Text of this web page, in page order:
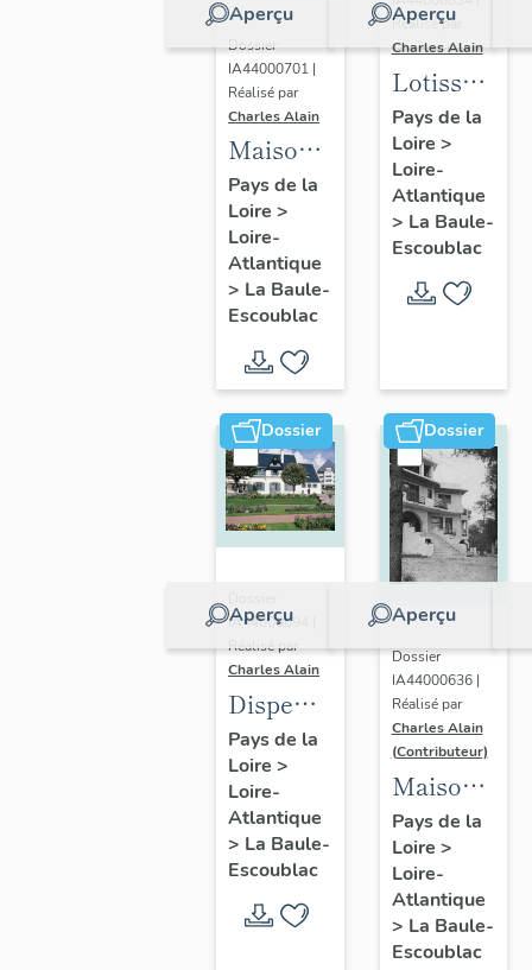
Aperçu
Dossier
IA44000701 |
Réalisé par
Charles Alain
Maison
dite villa
balnéaire
Ohentzea,
7 avenue
Professeur-
Thiroloix
Pays de la
Loire >
Loire-
Atlantique
> La Baule-
Escoublac
Aperçu
Réalisé par
Charles Alain
concerté
Benoit
Pays de la
Loire >
Loire-
Atlantique
> La Baule-
Escoublac
Dossier
Aperçu
IA44000694 |
Réalisé par
Charles Alain
Dispensaire
dit
Fondation
la
Pérousse
puis
Dispensaire
d'hygiène
Pays de la
Loire >
Loire-
Atlantique
> La Baule-
Escoublac
Dossier
Aperçu
Dossier
IA44000636 |
Réalisé par
Charles Alain
(Contributeur)
Maison
dite villa
balnéaire
Cybèle, 1
avenue
Hoëdic
Pays de la
Loire >
Loire-
Atlantique
> La Baule-
Escoublac